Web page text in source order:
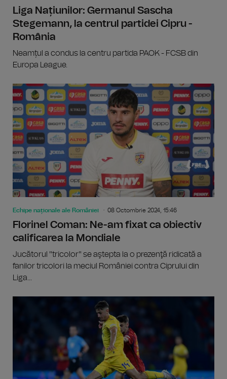
Liga Națiunilor: Germanul Sascha
Stegemann, la centrul partidei Cipru -
România
Neamțul a condus la centru partida PAOK - FCSB din
Europa League.
Echipe naționale ale României 08 Octombrie 2024, 15:46
Florinel Coman: Ne-am fixat ca obiectiv
calificarea la Mondiale
Jucătorul "tricolor" se aştepta la o prezenţă ridicată a
fanilor tricolori la meciul României contra Ciprului din
Liga...